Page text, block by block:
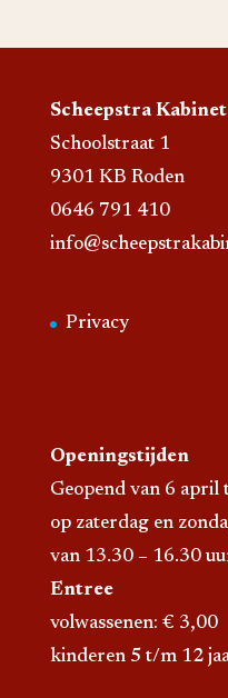
Scheepstra Kabinet
Schoolstraat 1
9301 KB Roden
0646 791 410
Privacy
Openingstijden
Geopend van 6 april
op zaterdag en
van 13.30 – 16.30
Entree
volwassenen: € 3,00
kinderen 5 t/m 12